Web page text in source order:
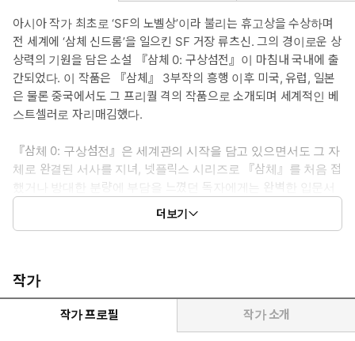
아시아 작가 최초로 ‘SF의 노벨상’이라 불리는 휴고상을 수상하며
전 세계에 ‘삼체 신드롬’을 일으킨 SF 거장 류츠신. 그의 경이로운 상
상력의 기원을 담은 소설 『삼체 0: 구상섬전』이 마침내 국내에 출
간되었다. 이 작품은 『삼체』 3부작의 흥행 이후 미국, 유럽, 일본
은 물론 중국에서도 그 프리퀄 격의 작품으로 소개되며 세계적인 베
스트셀러로 자리매김했다.
『삼체 0: 구상섬전』은 세계관의 시작을 담고 있으면서도 그 자
체로 완결된 서사를 지녀, 넷플릭스 시리즈로 『삼체』를 처음 접
했거나 방대한 분량에 부담을 느꼈던 독자에게는 완벽한 입문서
가 될 것이다. 기존의 팬에게는 다시 한번 SF의 정수를 누리며
『삼체』라는 우주의 탄생을 조망하는 특별한 경험을 선사할 것이
또한 『삼체 0: 구상섬전』에서 먼저 다뤄져 3부작에서는 단편적
으로 그려졌던 다양한 설정들은 세계관을 깊이 이해하는 데 중요
한 단서가 될 뿐만 아니라, 넷플릭스의 다음 시즌을 더욱 풍성하
게 즐기기 위해서도 놓쳐서는 안 될 요소다. 한편 『삼체 0: 구상
더보기
작가
작가 프로필 작가 소개